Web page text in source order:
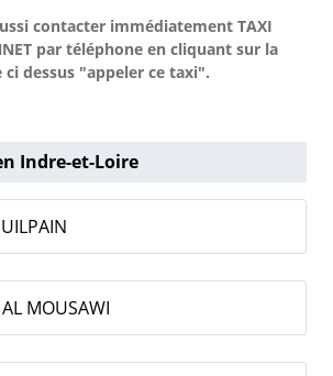
contacter immédiatement TAXI
par téléphone en cliquant sur la
ci dessus "appeler ce taxi".
Indre-et-Loire
MOUSAWI